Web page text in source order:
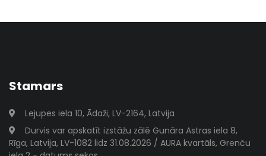
Stamars
Lejupes iela 10, Ādaži, LV-2164, Latvija
Durvis var apskatīt izstāžu zālē Gunāra Astras iela 8,
Rīga, Latvija, LV-1082 lidz 31.08.2026 / AURA kvartāls, Grenču